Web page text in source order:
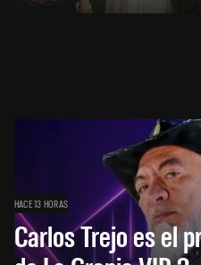
HACE 13 HORAS
Carlos Trejo es el